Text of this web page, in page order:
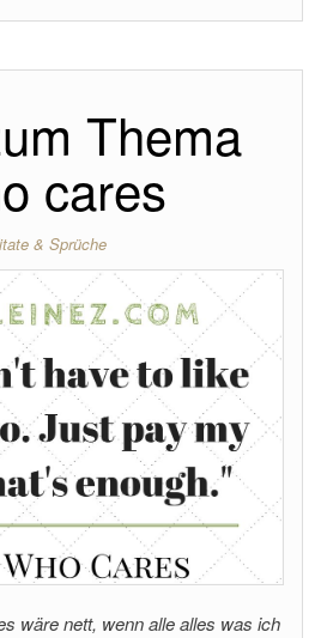
Thema
cares
& Sprüche
wäre nett, wenn alle alles was ich